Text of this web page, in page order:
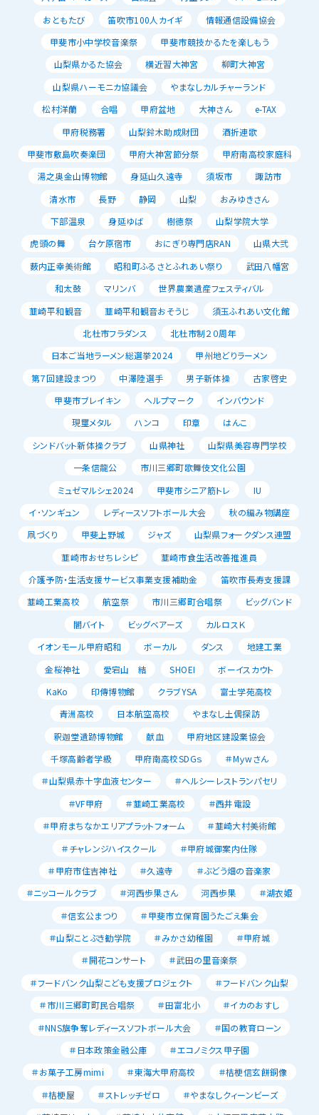
おともたび
笛吹市100人カイギ
情報通信設備協会
甲斐市小中学校音楽祭
甲斐市競技かるたを楽しもう
山梨県かるた協会
横近習大神宮
柳町大神宮
山梨県ハーモニカ協議会
やまなしカルチャーランド
松村洋蘭
合唱 甲府盆地 大神さん
e-TAX
甲府税務署
山梨鈴木助成財団
酒折連歌
甲斐市敷島吹奏楽団
甲府大神宮節分祭
甲府南高校家庭科
湯之奥金山博物館
身延山久遠寺 須坂市
諏訪市
清水市
長野 静岡 山梨
おみゆきさん
下部温泉
身延ゆば 樹徳祭
山梨学院大学
虎頭の舞
台ケ原宿市 おにぎり専門店RAN
山県大弐
薮内正幸美術館
昭和町ふるさとふれあい祭り
武田八幡宮
和太鼓
マリンバ
世界農業遺産フェスティバル
韮崎平和観音
韮崎平和観音おそうじ
須玉ふれあい文化館
北杜市フラダンス
北杜市制２０周年
日本ご当地ラーメン総選挙2024
甲州地どりラーメン
第７回建設まつり
中澤陸選手 男子新体操
古家啓史
甲斐市ブレイキン
ヘルプマーク
インバウンド
現璽メタル
ハンコ 印章
はんこ
シンドバット新体操クラブ
山県神社
山梨県美容専門学校
一条信龍公
市川三郷町歌舞伎文化公園
ミュゼマルシェ2024
甲斐市シニア筋トレ
IU
イ･ソンギュン
レディースソフトボール大会
秋の編み物講座
凧づくり
甲斐上野城 ジャズ
山梨県フォークダンス連盟
韮崎市おせちレシピ
韮崎市食生活改善推進員
介護予防・生活支援サービス事業支援補助金
笛吹市長寿支援課
韮崎工業高校
航空祭 市川三郷町合唱祭
ビッグバンド
闇バイト
ビッグベアーズ
カルロスＫ
イオンモール甲府昭和
ボーカル ダンス
地建工業
金桜神社
愛宕山 結 SHOEI
ボーイスカウト
KaKo
印傳博物館 クラブYSA
富士学苑高校
青洲高校
日本航空高校
やまなし土偶探訪
釈迦堂遺跡博物館
献血
甲府地区建設業協会
千塚高齢者学級
甲府南高校SDGｓ
＃Mｙwさん
＃山梨県赤十字血液センター
＃ヘルシーレストランパセリ
＃VF甲府
＃韮崎工業高校
＃西井電設
＃甲府まちなかエリアプラットフォーム
＃韮崎大村美術館
＃チャレンジハイスクール
＃甲府城御案内仕隊
＃甲府市住吉神社
＃久遠寺
＃ぶどう畑の音楽家
＃ニッコールクラブ
＃河西歩果さん 河西歩果
＃湖衣姫
＃信玄公まつり
＃甲斐市立保育園うたごえ集会
＃山梨ことぶき勧学院
＃みかさ幼稚園
＃甲府城
＃開花コンサート
＃武田の里音楽祭
＃フードバンク山梨こども支援プロジェクト
＃フードバンク山梨
＃市川三郷町町民合唱祭
＃田富北小
＃イカのおすし
＃NNS旗争奪レディースソフトボール大会
＃国の教育ローン
＃日本政策金融公庫
＃エコノミクス甲子園
＃お菓子工房mimi
＃東海大甲府高校
＃桔梗信玄餅銅像
＃桔梗屋
＃ストレッチゼロ
＃やまなしクィーンビーズ